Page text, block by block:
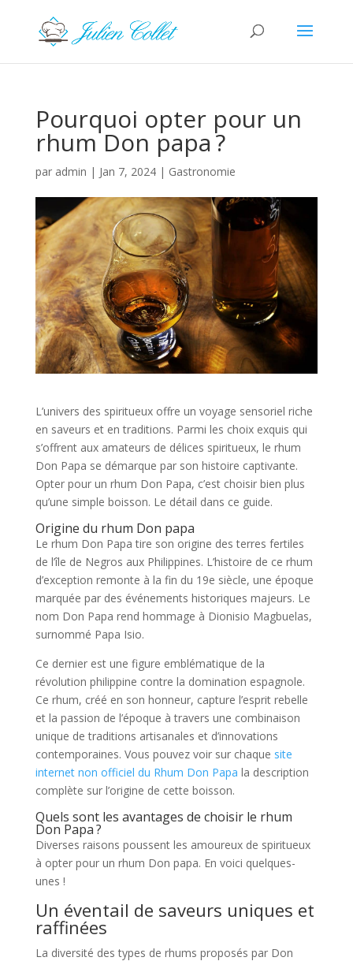
Pourquoi opter pour un
rhum Don papa ?
par admin | Jan 7, 2024| Gastronomie
L’univers des spiritueux offre un voyage sensoriel riche
en saveurs et en traditions. Parmi les choix exquis qui
s’offrent aux amateurs de délices spiritueux, le rhum
Don Papa se démarque par son histoire captivante.
Opter pour un rhum Don Papa, c’est choisir bien plus
qu’une simple boisson. Le détail dans ce guide.
Origine du rhum Don papa
Le rhum Don Papa tire son origine des terres fertiles
de l’île de Negros aux Philippines. L’histoire de ce rhum
d’exception remonte à la fin du 19e siècle, une époque
marquée par des événements historiques majeurs. Le
nom Don Papa rend hommage à Dionisio Magbuelas,
surnommé Papa Isio.
Ce dernier est une figure emblématique de la
révolution philippine contre la domination espagnole.
Ce rhum, créé en son honneur, capture l’esprit rebelle
et la passion de l’époque à travers une combinaison
unique de traditions artisanales et d’innovations
contemporaines. Vous pouvez voir sur chaque site
internet non officiel du Rhum Don Papa la description
complète sur l’origine de cette boisson.
Quels sont les avantages de choisir le rhum
Don Papa ?
Diverses raisons poussent les amoureux de spiritueux
à opter pour un rhum Don papa. En voici quelques-
unes !
Un éventail de saveurs uniques et
raffinées
La diversité des types de rhums proposés par Don